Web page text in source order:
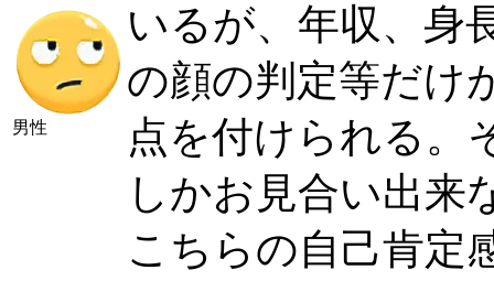
男性
いるが、年収、身
の顔の判定等だけ
点を付けられる。
しかお見合い出来
こちらの自己肯定